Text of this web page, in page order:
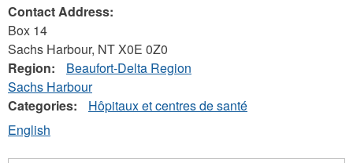
Contact Address:
Box 14
Sachs Harbour, NTX0E 0Z0
Region:
Beaufort-Delta Region
Sachs Harbour
Categories:
Hôpitaux et centres de santé
English